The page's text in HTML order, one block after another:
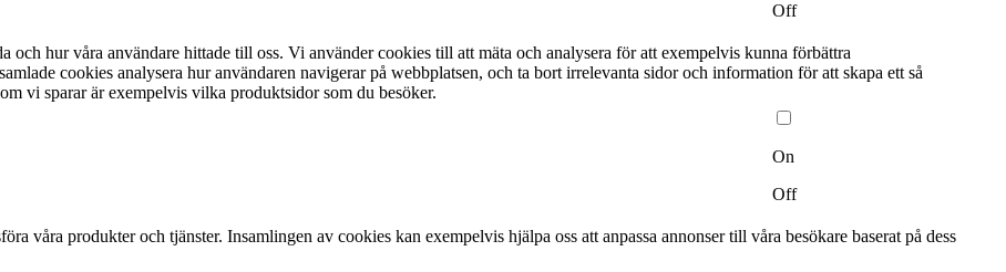
Off
hur våra användare hittade till oss. Vi använder cookies till att mäta och analysera för att exempelvis kunna förbättra
cookies analysera hur användaren navigerar på webbplatsen, och ta bort irrelevanta sidor och information för att skapa ett så
vi sparar är exempelvis vilka produktsidor som du besöker.
On
Off
våra produkter och tjänster. Insamlingen av cookies kan exempelvis hjälpa oss att anpassa annonser till våra besökare baserat på dess